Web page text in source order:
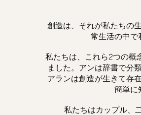
創造は、それが私たちの
常生活の中で
私たちは、これら2つの概
ました。アンは辞書で分
アランは創造が生きて存
簡単に
私たちはカップル、